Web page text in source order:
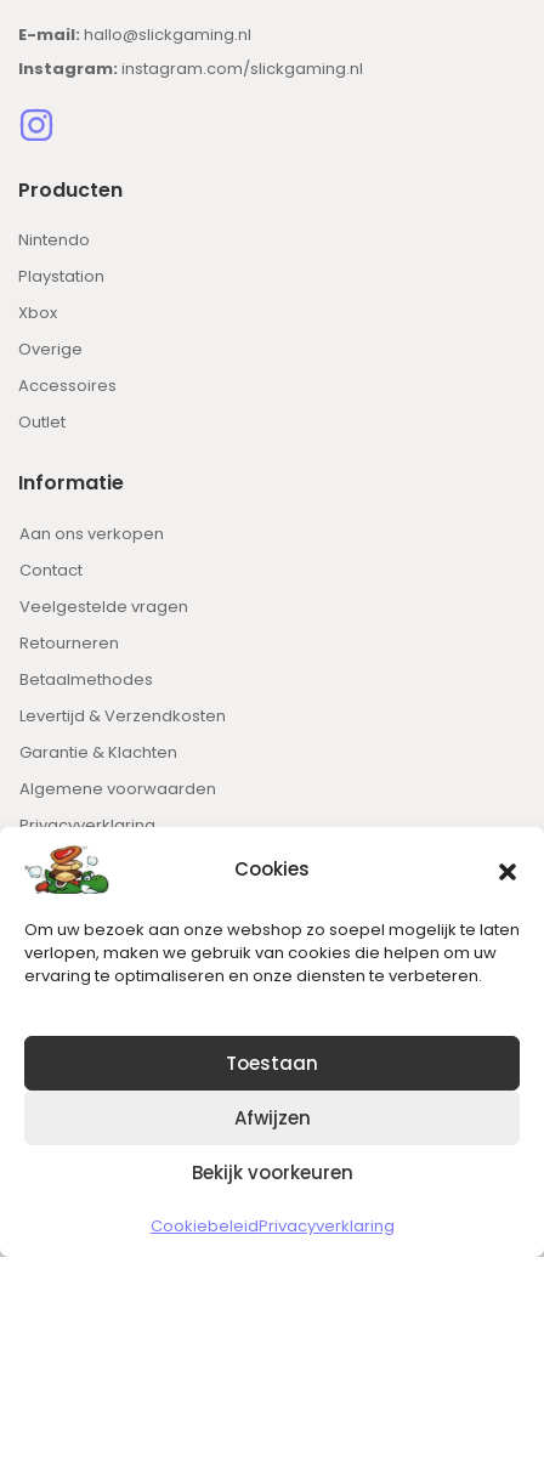
Cookies
Om uw bezoek aan onze webshop zo soepel mogelijk te laten
verlopen, maken we gebruik van cookies die helpen om uw
ervaring te optimaliseren en onze diensten te verbeteren.
Toestaan
Afwijzen
Bekijk voorkeuren
CookiebeleidPrivacyverklaring
E-mail: hallo@slickgaming.nl
Instagram: instagram.com/slickgaming.nl
Producten
Nintendo
Playstation
Xbox
Overige
Accessoires
Outlet
Informatie
Aan ons verkopen
Contact
Veelgestelde vragen
Retourneren
Betaalmethodes
Levertijd & Verzendkosten
Garantie & Klachten
Algemene voorwaarden
Privacyverklaring
Nieuwsbrief
Blijft op de hoogte van het laatste nieuws.